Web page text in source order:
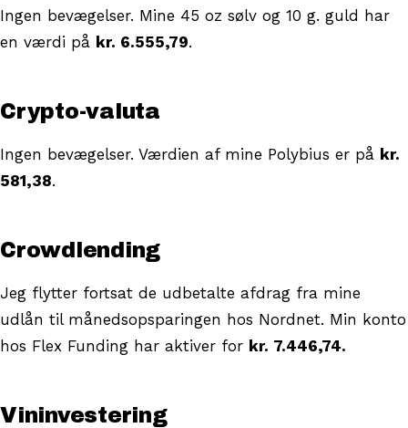
Ingen bevægelser. Mine 45 oz sølv og 10 g. guld har
en værdi på kr. 6.555,79.
Crypto-valuta
Ingen bevægelser. Værdien af mine Polybius er på kr.
581,38.
Crowdlending
Jeg flytter fortsat de udbetalte afdrag fra mine
udlån til månedsopsparingen hos Nordnet. Min konto
hos Flex Funding har aktiver for kr. 7.446,74.
Vininvestering